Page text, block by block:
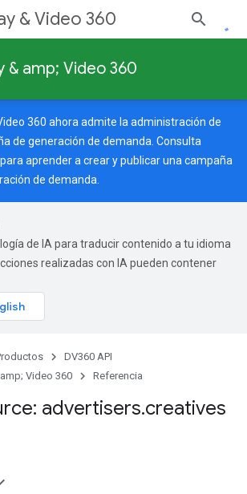
& Video 360
& amp; Video 360
360 ahora admite la administración de
de generación de demanda. Consulta
para aprender a crear y publicar una campaña
de demanda.
de IA para traducir contenido a tu idioma
realizadas con IA pueden contener
DV360 API
Video 360
Referencia
advertisers.creatives